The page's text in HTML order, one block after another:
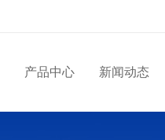
产品中心 新闻动态